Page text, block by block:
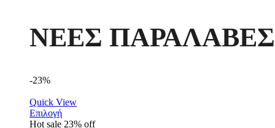
ΝΕΕΣ ΠΑΡΑΛΑΒΕΣ
-23%
Quick View
Επιλογή
Hot sale 23% off